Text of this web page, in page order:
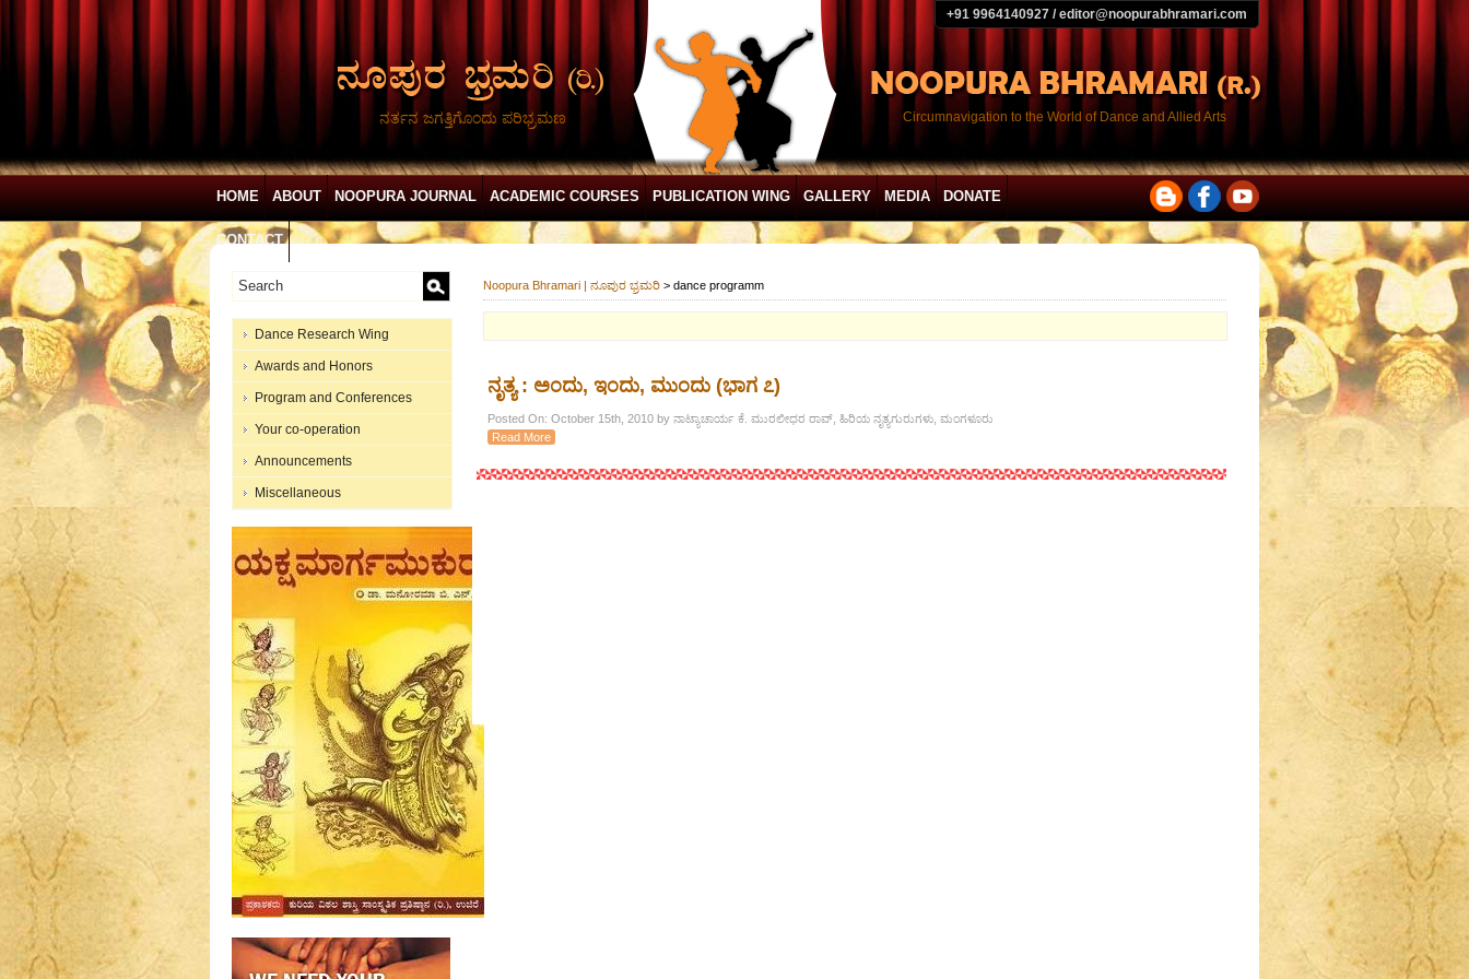
+91 9964140927 / editor@noopurabhramari.com
ನರ್ತನ ಜಗತ್ತಿಗೊಂದು ಪರಿಭ್ರಮಣ Circumnavigation to the World of Dance and Allied Arts
HOME ABOUT NOOPURA JOURNAL ACADEMIC COURSES PUBLICATION WING GALLERY MEDIA DONATE
CONTACT
Dance Research Wing
Awards and Honors
Program and Conferences
Your co-operation
Announcements
Miscellaneous
Noopura Bhramari | ನೂಪುರ ಭ್ರಮರಿ > dance programm
ನೃತ್ಯ : ಅಂದು, ಇಂದು, ಮುಂದು (ಭಾಗ ೭)
Posted On: October 15th, 2010 by ನಾಟ್ಯಾಚಾರ್ಯ ಕೆ. ಮುರಲೀಧರ ರಾವ್, ಹಿರಿಯ ನೃತ್ಯಗುರುಗಳು, ಮಂಗಳೂರು
Read More